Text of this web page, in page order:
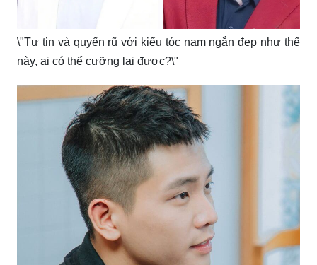
\"Tự tin và quyến rũ với kiểu tóc nam ngắn đẹp như thế
này, ai có thể cưỡng lại được?\"